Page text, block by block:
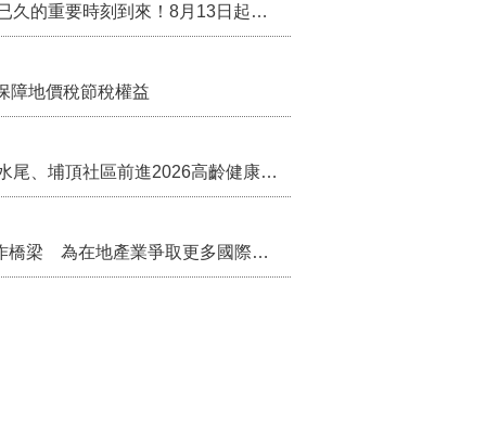
行政院核定西拉雅族為平埔原住民族群 盼望已久的重要時刻到來！8月13日起受理民族成員名冊登記
障地價稅節稅權益
苗栗農村綠色照顧成果登上全國舞台！ 後龍水尾、埔頂社區前進2026高齡健康產業博覽會
把握國際交流契機 苗栗縣政府搭建海外合作橋梁 為在地產業爭取更多國際市場機會